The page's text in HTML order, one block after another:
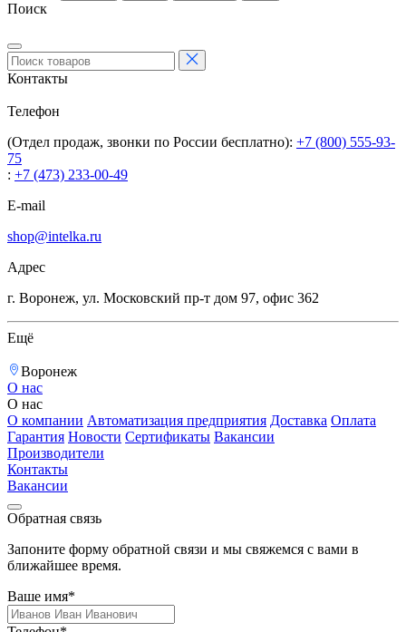
Поиск
Контакты
Телефон
(Отдел продаж, звонки по России бесплатно): +7 (800) 555-93-
75
: +7 (473) 233-00-49
E-mail
shop@intelka.ru
Адрес
г. Воронеж, ул. Московский пр-т дом 97, офис 362
Ещё
Воронеж
О нас
О нас
О компании Автоматизация предприятия Доставка Оплата
Гарантия Новости Сертификаты Вакансии
Производители
Контакты
Вакансии
Обратная связь
Запоните форму обратной связи и мы свяжемся с вами в
ближайшее время.
Ваше имя*